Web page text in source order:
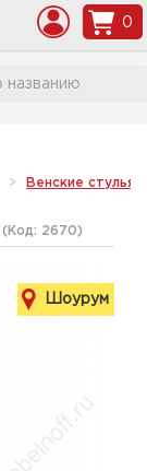
0
Венские стулья
(Код: 2670)
Шоурум